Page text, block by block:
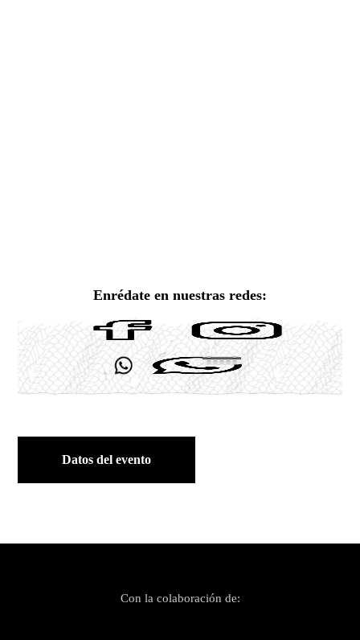
Enrédate en nuestras redes:
Datos del evento
Con la colaboración de: